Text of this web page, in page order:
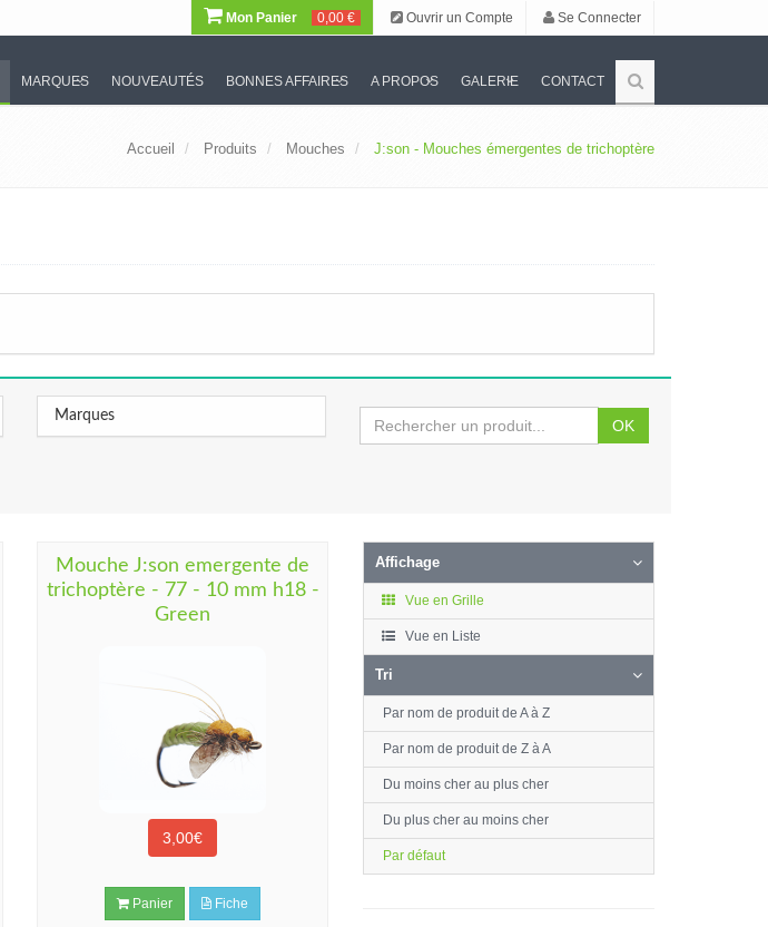
Mon Panier 0,00 € Ouvrir un Compte Se Connecter
MARQUES NOUVEAUTÉS BONNES AFFAIRES A PROPOS GALERIE CONTACT
Accueil Produits Mouches J:son - Mouches émergentes de trichoptère
Marques
OK
Mouche J:son emergente de
trichoptère - 77 - 10 mm h18 -
Green
3,00€
Panier Fiche
Affichage
Vue en Grille
Vue en Liste
Tri
Par nom de produit de A à Z
Par nom de produit de Z à A
Du moins cher au plus cher
Du plus cher au moins cher
Par défaut